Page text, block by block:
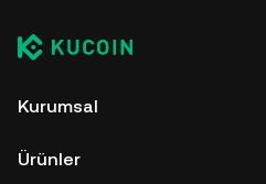
Kurumsal
Ürünler